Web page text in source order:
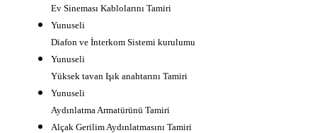
Ev Sineması Kablolarını Tamiri
Yunuseli
Diafon ve İnterkom Sistemi kurulumu
Yunuseli
Yüksek tavan Işık anahtarını Tamiri
Yunuseli
Aydınlatma Armatürünü Tamiri
Alçak Gerilim Aydınlatmasını Tamiri